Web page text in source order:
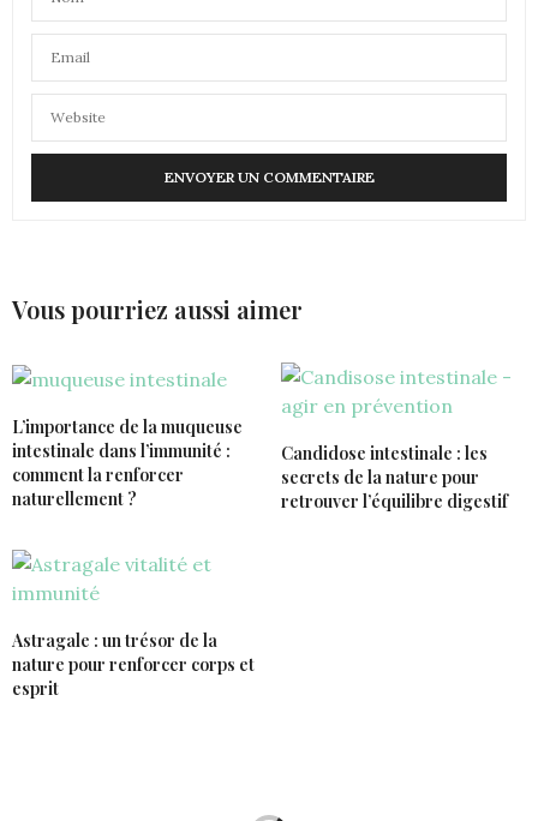
Vous pourriez aussi aimer
L’importance de la muqueuse
intestinale dans l’immunité :
comment la renforcer
naturellement ?
Candidose intestinale : les
secrets de la nature pour
retrouver l’équilibre digestif
Astragale : un trésor de la
nature pour renforcer corps et
esprit